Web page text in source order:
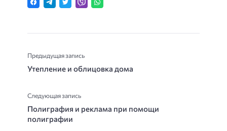
Предыдущая запись
Утепление и облицовка дома
Следующая запись
Полиграфия и реклама при помощи
полиграфии